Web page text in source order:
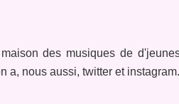
des musiques de
a, nous aussi, twitter et